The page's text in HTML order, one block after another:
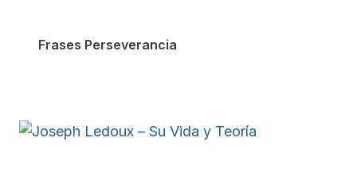
Frases Perseverancia